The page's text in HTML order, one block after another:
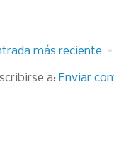
más reciente
a: Enviar